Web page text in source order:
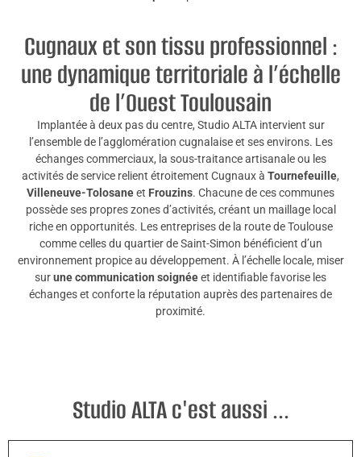
Cugnaux et son tissu professionnel :
une dynamique territoriale à l’échelle
de l’Ouest Toulousain
Implantée à deux pas du centre, Studio ALTA intervient sur
l’ensemble de l’agglomération cugnalaise et ses environs. Les
échanges commerciaux, la sous-traitance artisanale ou les
activités de service relient étroitement Cugnaux à Tournefeuille,
Villeneuve-Tolosaneet Frouzins. Chacune de ces communes
possède ses propres zones d’activités, créant un maillage local
riche en opportunités. Les entreprises de la route de Toulouse
comme celles du quartier de Saint-Simon bénéficient d’un
environnement propice au développement. À l’échelle locale, miser
surune communication soignéeet identifiable favorise les
échanges et conforte la réputation auprès des partenaires de
proximité.
Studio ALTA c'est aussi ...